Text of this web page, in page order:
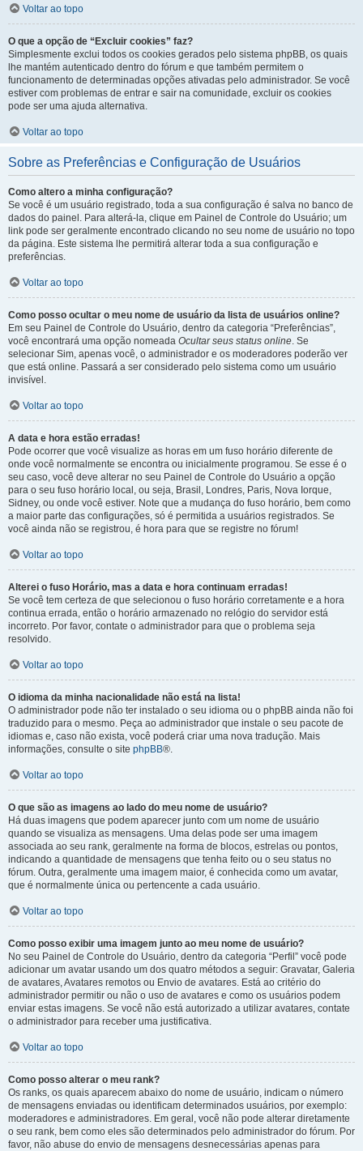
Voltar ao topo
O que a opção de “Excluir cookies” faz?
Simplesmente exclui todos os cookies gerados pelo sistema phpBB, os quais
lhe mantém autenticado dentro do fórum e que também permitem o
funcionamento de determinadas opções ativadas pelo administrador. Se você
estiver com problemas de entrar e sair na comunidade, excluir os cookies
pode ser uma ajuda alternativa.
Voltar ao topo
Sobre as Preferências e Configuração de Usuários
Como altero a minha configuração?
Se você é um usuário registrado, toda a sua configuração é salva no banco de
dados do painel. Para alterá-la, clique em Painel de Controle do Usuário; um
link pode ser geralmente encontrado clicando no seu nome de usuário no topo
da página. Este sistema lhe permitirá alterar toda a sua configuração e
preferências.
Voltar ao topo
Como posso ocultar o meu nome de usuário da lista de usuários online?
Em seu Painel de Controle do Usuário, dentro da categoria “Preferências”,
você encontrará uma opção nomeada Ocultar seus status online. Se
selecionar Sim, apenas você, o administrador e os moderadores poderão ver
que está online. Passará a ser considerado pelo sistema como um usuário
invisível.
Voltar ao topo
A data e hora estão erradas!
Pode ocorrer que você visualize as horas em um fuso horário diferente de
onde você normalmente se encontra ou inicialmente programou. Se esse é o
seu caso, você deve alterar no seu Painel de Controle do Usuário a opção
para o seu fuso horário local, ou seja, Brasil, Londres, Paris, Nova Iorque,
Sidney, ou onde você estiver. Note que a mudança do fuso horário, bem como
a maior parte das configurações, só é permitida a usuários registrados. Se
você ainda não se registrou, é hora para que se registre no fórum!
Voltar ao topo
Alterei o fuso Horário, mas a data e hora continuam erradas!
Se você tem certeza de que selecionou o fuso horário corretamente e a hora
continua errada, então o horário armazenado no relógio do servidor está
incorreto. Por favor, contate o administrador para que o problema seja
resolvido.
Voltar ao topo
O idioma da minha nacionalidade não está na lista!
O administrador pode não ter instalado o seu idioma ou o phpBB ainda não foi
traduzido para o mesmo. Peça ao administrador que instale o seu pacote de
idiomas e, caso não exista, você poderá criar uma nova tradução. Mais
informações, consulte o site phpBB®.
Voltar ao topo
O que são as imagens ao lado do meu nome de usuário?
Há duas imagens que podem aparecer junto com um nome de usuário
quando se visualiza as mensagens. Uma delas pode ser uma imagem
associada ao seu rank, geralmente na forma de blocos, estrelas ou pontos,
indicando a quantidade de mensagens que tenha feito ou o seu status no
fórum. Outra, geralmente uma imagem maior, é conhecida como um avatar,
que é normalmente única ou pertencente a cada usuário.
Voltar ao topo
Como posso exibir uma imagem junto ao meu nome de usuário?
No seu Painel de Controle do Usuário, dentro da categoria “Perfil” você pode
adicionar um avatar usando um dos quatro métodos a seguir: Gravatar, Galeria
de avatares, Avatares remotos ou Envio de avatares. Está ao critério do
administrador permitir ou não o uso de avatares e como os usuários podem
enviar estas imagens. Se você não está autorizado a utilizar avatares, contate
o administrador para receber uma justificativa.
Voltar ao topo
Como posso alterar o meu rank?
Os ranks, os quais aparecem abaixo do nome de usuário, indicam o número
de mensagens enviadas ou identificam determinados usuários, por exemplo:
moderadores e administradores. Em geral, você não pode alterar diretamente
o seu rank, bem como eles são determinados pelo administrador do fórum. Por
favor, não abuse do envio de mensagens desnecessárias apenas para